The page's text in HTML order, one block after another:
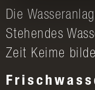
Die
Stehendes
Zeit Keime